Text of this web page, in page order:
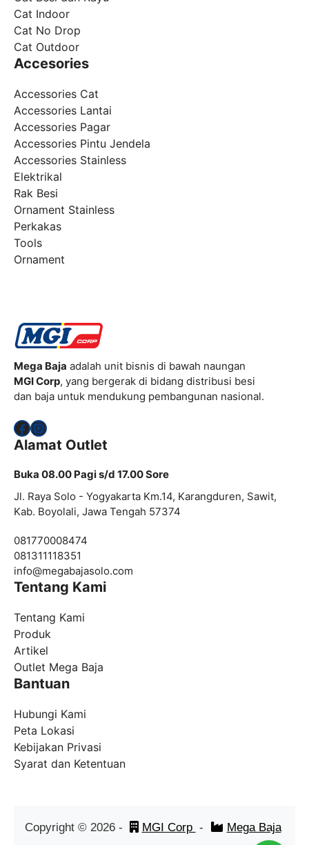
Cat Indoor
Cat No Drop
Cat Outdoor
Accesories
Accessories Cat
Accessories Lantai
Accessories Pagar
Accessories Pintu Jendela
Accessories Stainless
Elektrikal
Rak Besi
Ornament Stainless
Perkakas
Tools
Ornament
Mega Baja adalah unit bisnis di bawah naungan
MGI Corp, yang bergerak di bidang distribusi besi
dan baja untuk mendukung pembangunan nasional.
Facebook
Instagram
Alamat Outlet
Buka 08.00 Pagi s/d 17.00 Sore
Jl. Raya Solo - Yogyakarta Km.14, Karangduren, Sawit,
Kab. Boyolali, Jawa Tengah 57374
081770008474
081311118351
info@megabajasolo.com
Tentang Kami
Tentang Kami
Produk
Artikel
Outlet Mega Baja
Bantuan
Hubungi Kami
Peta Lokasi
Kebijakan Privasi
Syarat dan Ketentuan
Copyright © 2026- MGI Corp - Mega Baja